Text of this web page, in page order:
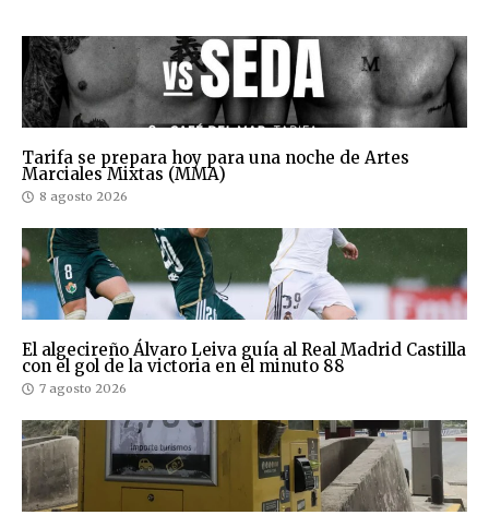
Tarifa se prepara hoy para una noche de Artes
Marciales Mixtas (MMA)
8 agosto 2026
El algecireño Álvaro Leiva guía al Real Madrid Castilla
con el gol de la victoria en el minuto 88
7 agosto 2026